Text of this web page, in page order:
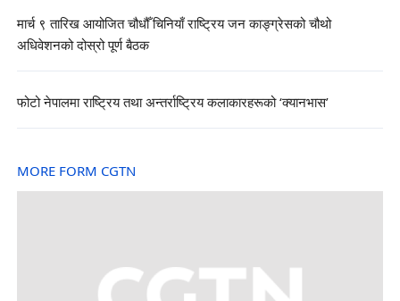
मार्च ९ तारिख आयोजित चौधौँ चिनियाँ राष्ट्रिय जन काङ्ग्रेसको चौथो
अधिवेशनको दोस्रो पूर्ण बैठक
फोटो नेपालमा राष्ट्रिय तथा अन्तर्राष्ट्रिय कलाकारहरूको ‘क्यानभास’
MORE FORM CGTN